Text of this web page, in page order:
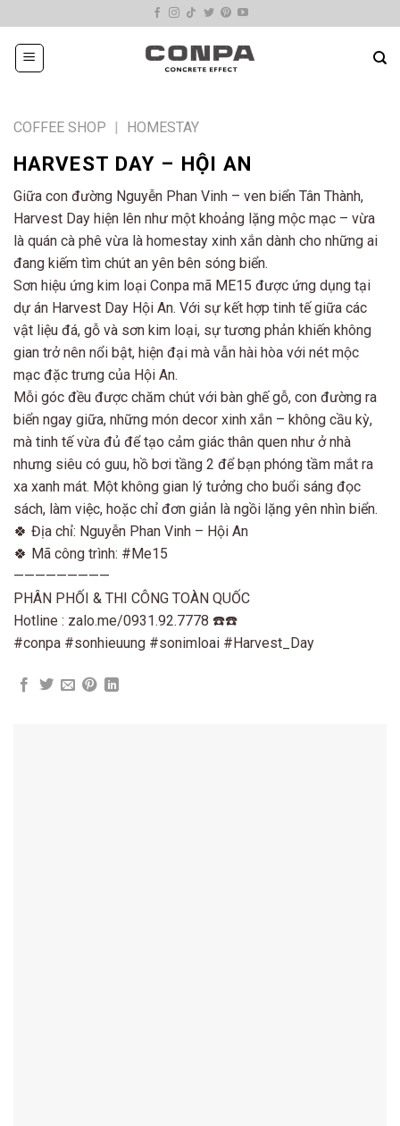
to
content
COFFEE SHOP | HOMESTAY
HARVEST DAY – HỘI AN
Giữa con đường Nguyễn Phan Vinh – ven biển Tân Thành,
Harvest Day hiện lên như một khoảng lặng mộc mạc – vừa
là quán cà phê vừa là homestay xinh xắn dành cho những ai
đang kiếm tìm chút an yên bên sóng biển.
Sơn hiệu ứng kim loại Conpa mã ME15 được ứng dụng tại
dự án Harvest Day Hội An. Với sự kết hợp tinh tế giữa các
vật liệu đá, gỗ và sơn kim loại, sự tương phản khiến không
gian trở nên nổi bật, hiện đại mà vẫn hài hòa với nét mộc
mạc đặc trưng của Hội An.
Mỗi góc đều được chăm chút với bàn ghế gỗ, con đường ra
biển ngay giữa, những món decor xinh xắn – không cầu kỳ,
mà tinh tế vừa đủ để tạo cảm giác thân quen như ở nhà
nhưng siêu có guu, hồ bơi tầng 2 để bạn phóng tầm mắt ra
xa xanh mát. Một không gian lý tưởng cho buổi sáng đọc
sách, làm việc, hoặc chỉ đơn giản là ngồi lặng yên nhìn biển.
🍀 Địa chỉ: Nguyễn Phan Vinh – Hội An
🍀 Mã công trình: #Me15
—————————
PHÂN PHỐI & THI CÔNG TOÀN QUỐC
Hotline : zalo.me/0931.92.7778 ☎️☎️
#conpa #sonhieuung #sonimloai #Harvest_Day